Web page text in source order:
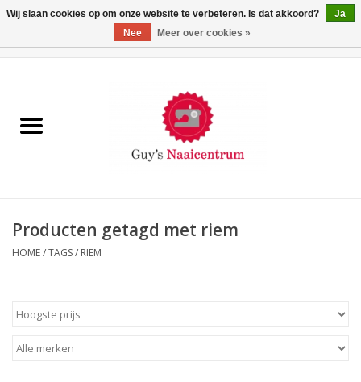
Machines
Paspoppen
Opbergsystemen
Producten getagd met riem
HOME/TAGS/ RIEM
Wij slaan cookies op om onze website te verbeteren. Is dat akkoord?
Ja
Nee
Meer over cookies »